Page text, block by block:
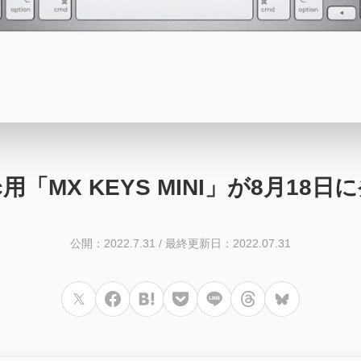
「MX KEYS MINI」が8月18日
公開：2022.7.31 / 最終更新日：2022.07.31